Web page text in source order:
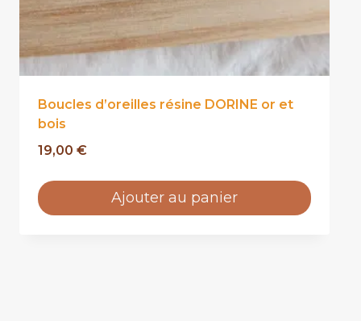
Boucles d’oreilles résine DORINE or et
bois
19,00 €
Ajouter au panier